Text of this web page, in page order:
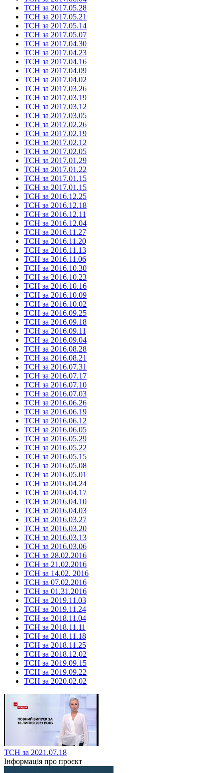
ТСН за 2017.05.28
ТСН за 2017.05.21
ТСН за 2017.05.14
ТСН за 2017.05.07
ТСН за 2017.04.30
ТСН за 2017.04.23
ТСН за 2017.04.16
ТСН за 2017.04.09
ТСН за 2017.04.02
ТСН за 2017.03.26
ТСН за 2017.03.19
ТСН за 2017.03.12
ТСН за 2017.03.05
ТСН за 2017.02.26
ТСН за 2017.02.19
ТСН за 2017.02.12
ТСН за 2017.02.05
ТСН за 2017.01.29
ТСН за 2017.01.22
ТСН за 2017.01.15
ТСН за 2017.01.15
ТСН за 2016.12.25
ТСН за 2016.12.18
ТСН за 2016.12.11
ТСН за 2016.12.04
ТСН за 2016.11.27
ТСН за 2016.11.20
ТСН за 2016.11.13
ТСН за 2016.11.06
ТСН за 2016.10.30
ТСН за 2016.10.23
ТСН за 2016.10.16
ТСН за 2016.10.09
ТСН за 2016.10.02
ТСН за 2016.09.25
ТСН за 2016.09.18
ТСН за 2016.09.11
ТСН за 2016.09.04
ТСН за 2016.08.28
ТСН за 2016.08.21
ТСН за 2016.07.31
ТСН за 2016.07.17
ТСН за 2016.07.10
ТСН за 2016.07.03
ТСН за 2016.06.26
ТСН за 2016.06.19
ТСН за 2016.06.12
ТСН за 2016.06.05
ТСН за 2016.05.29
ТСН за 2016.05.22
ТСН за 2016.05.15
ТСН за 2016.05.08
ТСН за 2016.05.01
ТСН за 2016.04.24
ТСН за 2016.04.17
ТСН за 2016.04.10
ТСН за 2016.04.03
ТСН за 2016.03.27
ТСН за 2016.03.20
ТСН за 2016.03.13
ТСН за 2016.03.06
ТСН за 28.02.2016
ТСН за 21.02.2016
ТСН за 14.02. 2016
ТСН за 07.02.2016
ТСН за 01.31.2016
ТСН за 2019.11.03
ТСН за 2019.11.24
ТСН за 2018.11.04
ТСН за 2018.11.11
ТСН за 2018.11.18
ТСН за 2018.11.25
ТСН за 2018.12.02
ТСН за 2019.09.15
ТСН за 2019.09.22
ТСН за 2020.02.02
ТСН за 2021.07.18
Інформація про проєкт